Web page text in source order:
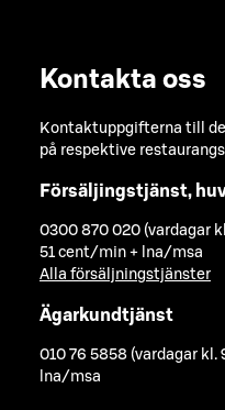
Kontakta oss
Kontaktuppgifterna till
på respektive
Försäljingstjänst,
0300 870 020 (vardagar
51 cent/min + lna/msa
Alla försäljningstjänster
Ägarkundtjänst
010 76 5858 (vardagar kl.
lna/msa